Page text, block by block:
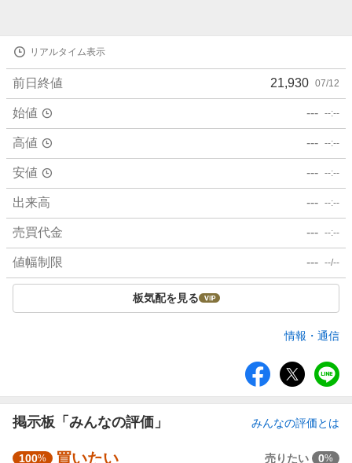
リアルタイム表示
前日終値 21,930 07/12
始値 --- --:--
高値 --- --:--
安値 --- --:--
出来高 --- --:--
売買代金 --- --:--
値幅制限 --- --/--
板気配を見る
情報・通信
ア
掲示板「みんなの評価」 みんなの評価とは
強100% 買いたい 売りたい 0%